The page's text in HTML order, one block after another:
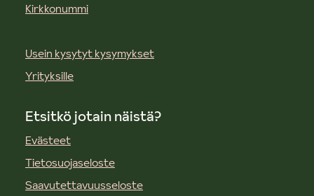
Kirkkonummi
Usein kysytyt kysymykset
Yrityksille
Etsitkö jotain näistä?
Evästeet
Tietosuojaseloste
Saavutettavuusseloste